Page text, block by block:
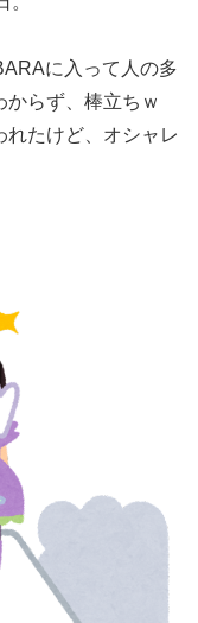
に入って人の多
からず、棒立ちｗ
れたけど、オシャレ